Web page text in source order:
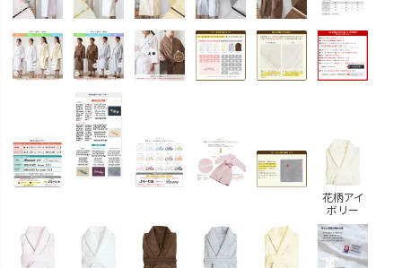
花柄アイ
ボリー